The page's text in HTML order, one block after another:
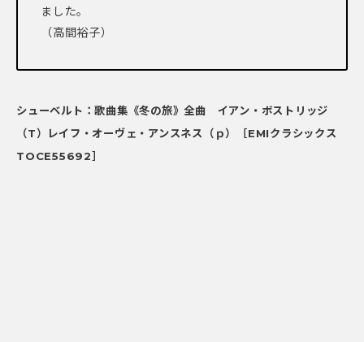
ました。
（高間裕子）
シューベルト：歌曲集《冬の旅》全曲 イアン・ボストリッジ
（T）レイフ・オーヴェ・アンスネス（ｐ）［EMIクラシックス
TOCE55692］